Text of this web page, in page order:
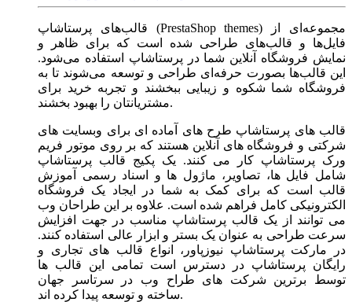
قالب‌های پرستاشاپ (PrestaShop themes) مجموعه‌ای از
فایل‌ها و قالب‌های طراحی شده است که برای ظاهر و
نمایش فروشگاه آنلاین شما در پرستاشاپ استفاده می‌شود.
این قالب‌ها بصورت حرفه‌ای طراحی و توسعه می‌شوند تا به
فروشگاه شما شکوه و زیبایی ببخشند و تجربه خرید برای
مشتریانتان را بهبود بخشند.
قالب های پرستاشاپ طرح های آماده ای برای وبسایت های
شرکتی و فروشگاه های آنلاین هستند که بر روی موتور فریم
ورک پرستاشاپ کار می کنند. یک پکیج قالب پرستاشاپ
شامل فایل ها، تصاویر، ماژول ها و اسناد رسمی آموزش
قالب است که برای کمک به شما در ایجاد یک فروشگاه
الکترونیکی کامل فراهم شده است. علاوه بر این طراحان وب
می توانند از یک قالب پرستاشاپ مناسب در جهت افزایش
سرعت طراحی به عنوان یک بستر و ابزار عالی استفاده کنند.
در مارکت پرستاشاپ نیوزپاور، انواع قالب های تجاری و
رایگان پرستاشاپ در دسترس است تمامی این قالب ها
توسط برترین شرکت های طراح وب در سرتاسر جهان
ساخته و توسعه پیدا کرده اند.